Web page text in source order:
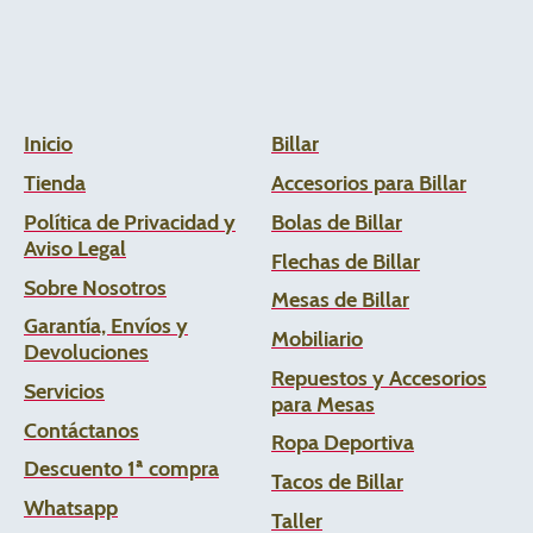
Inicio
Tienda
Política de Privacidad y
Aviso Legal
Sobre Nosotros
Garantía, Envíos y
Devoluciones
Servicios
Contáctanos
Descuento 1ª compra
Whatsapp
Billar
Accesorios para Billar
Bolas de Billar
Flechas de Billar
Mesas de Billar
Mobiliario
Repuestos y Accesorios
para Mesas
Ropa Deportiva
Tacos de Billar
Taller